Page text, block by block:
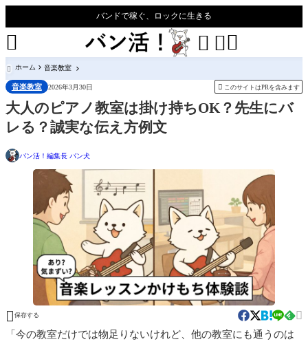
バンドで稼ぐ、ロックに生きる
 

 ホーム 音楽教室
音楽教室 2026年3月30日  このサイトはPRを含みます
大人のピアノ教室は掛け持ちOK？先生にバ
レる？誠実な伝え方例文
バン活！編集長 バン犬
 保存する 
「今の教室だけでは物足りないけれど、他の教室にも通うのは